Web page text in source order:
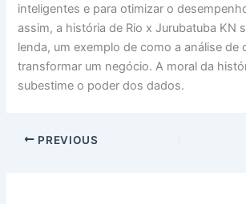
inteligentes e para otimizar o
assim, a história de Rio x Jurubatuba KN
lenda, um exemplo de como a análise de
transformar um negócio. A moral da
subestime o poder dos dados.
PREVIOUS